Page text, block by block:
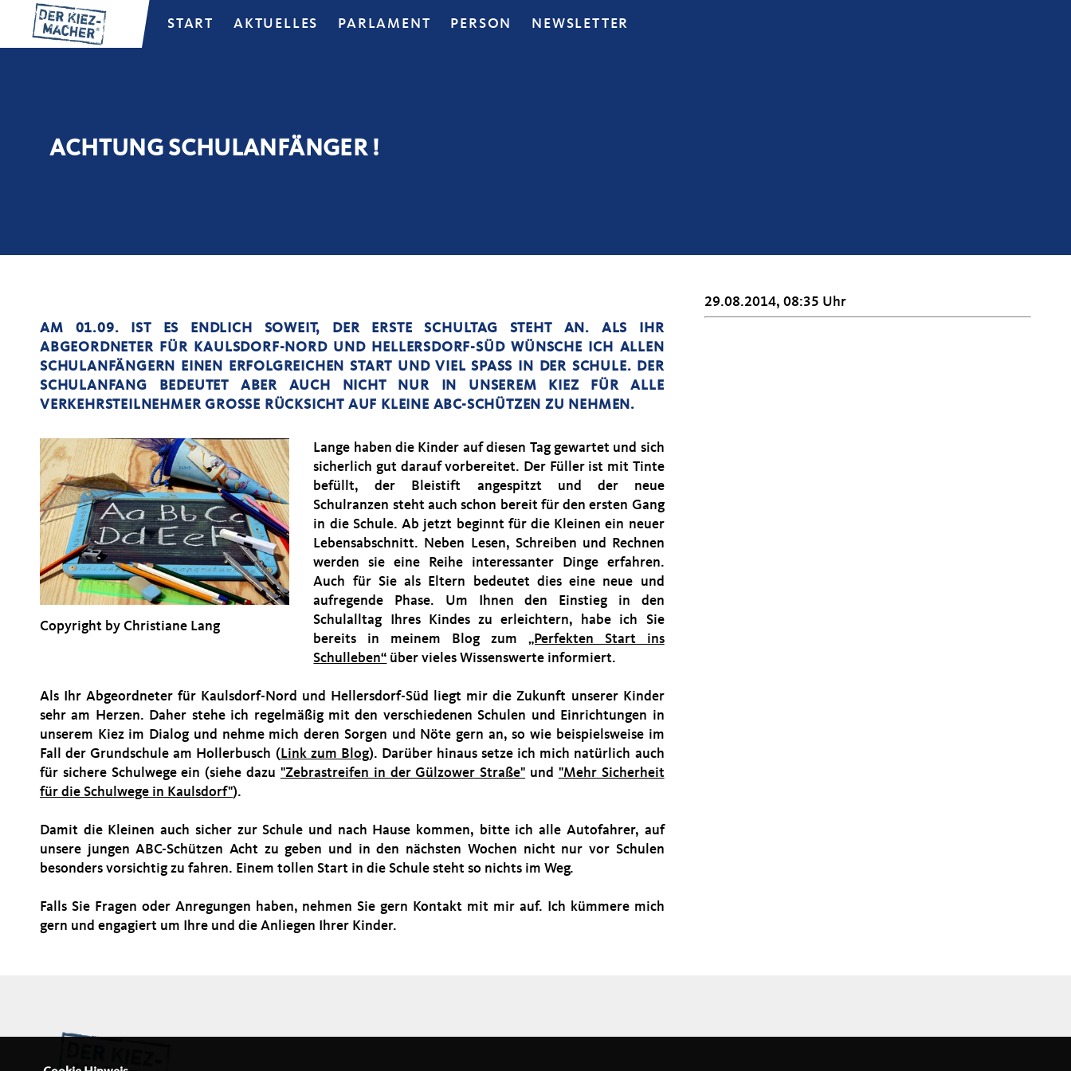
START AKTUELLES PARLAMENT PERSON NEWSLETTER
ACHTUNG SCHULANFÄNGER !
AM 01.09. IST ES ENDLICH SOWEIT, DER ERSTE SCHULTAG STEHT AN. ALS IHR
ABGEORDNETER FÜR KAULSDORF-NORD UND HELLERSDORF-SÜD WÜNSCHE ICH ALLEN
SCHULANFÄNGERN EINEN ERFOLGREICHEN START UND VIEL SPASS IN DER SCHULE. DER S
CHULANFANG BEDEUTET ABER AUCH NICHT NUR IN UNSEREM KIEZ FÜR ALLE V
ERKEHRSTEILNEHMER GROSSE RÜCKSICHT AUF KLEINE ABC-SCHÜTZEN ZU NEHMEN.
Copyright by Christiane Lang
Lange haben die Kinder auf diesen Tag gewartet und sich
sicherlich gut darauf vorbereitet. Der Füller ist mit Tinte
befüllt, der Bleistift angespitzt und der neue
Schulranzen steht auch schon bereit für den ersten Gang
in die Schule. Ab jetzt beginnt für die Kleinen ein neuer
Lebensabschnitt. Neben Lesen, Schreiben und Rechnen
werden sie eine Reihe interessanter Dinge erfahren.
Auch für Sie als Eltern bedeutet dies eine neue und
aufregende Phase. Um Ihnen den Einstieg in den
Schulalltag Ihres Kindes zu erleichtern, habe ich Sie
bereits in meinem Blog zum Perfekten Start ins
Schulleben“ über vieles Wissenswerte informiert.
Als Ihr Abgeordneter für Kaulsdorf-Nord und Hellersdorf-Süd liegt mir die Zukunft unserer Kinder
sehr am Herzen. Daher stehe ich regelmäßig mit den verschiedenen Schulen und Einrichtungen in
unserem Kiez im Dialog und nehme mich deren Sorgen und Nöte gern an, so wie beispielsweise im
Fall der Grundschule am Hollerbusch ( Link zum Blog). Darüber hinaus setze ich mich natürlich auch
für sichere Schulwege ein (siehe dazu "Zebrastreifen in der Gülzower Straße" und "Mehr Sicherheit
für die Schulwege in Kaulsdorf").
Damit die Kleinen auch sicher zur Schule und nach Hause kommen, bitte ich alle Autofahrer, auf
unsere jungen ABC-Schützen Acht zu geben und in den nächsten Wochen nicht nur vor Schulen
besonders vorsichtig zu fahren. Einem tollen Start in die Schule steht so nichts im Weg.
Falls Sie Fragen oder Anregungen haben, nehmen Sie gern Kontakt mit mir auf. Ich kümmere mich
gern und engagiert um Ihre und die Anliegen Ihrer Kinder.
29.08.2014, 08:35 Uhr